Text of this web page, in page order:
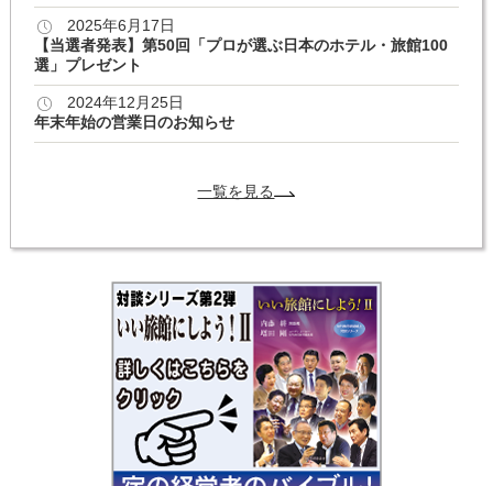
2025年6月17日
【当選者発表】第50回「プロが選ぶ日本のホテル・旅館100
選」プレゼント
2024年12月25日
年末年始の営業日のお知らせ
一覧を見る